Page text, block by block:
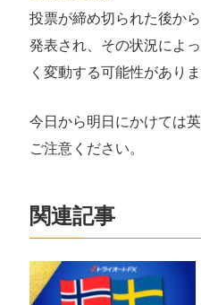
投票が締め切られた後か
発表され、その状況によ
く変動する可能性がありま
今日から明日にかけては
ご注意ください。
関連記事